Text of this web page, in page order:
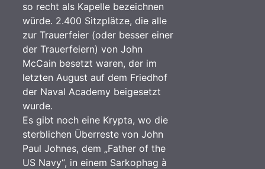
so recht als Kapelle bezeichnen
würde. 2.400 Sitzplätze, die alle
zur Trauerfeier (oder besser einer
der Trauerfeiern) von John
McCain besetzt waren, der im
letzten August auf dem Friedhof
der Naval Academy beigesetzt
wurde.
Es gibt noch eine Krypta, wo die
sterblichen Überreste von John
Paul Johnes, dem „Father of the
US Navy“, in einem Sarkophag à